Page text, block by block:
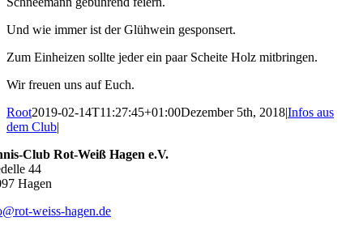
Und wie immer ist der Glühwein gesponsert.
Zum Einheizen sollte jeder ein paar Scheite Holz mitbringen.
Wir freuen uns auf Euch.
Root2019-02-14T11:27:45+01:00Dezember 5th, 2018|Infos aus
dem Club|
Club Rot-Weiß Hagen e.V.
44
Hagen
weiss-hagen.de